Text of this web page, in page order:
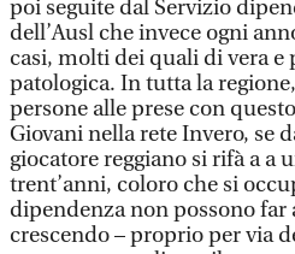
poi seguite dal Servizio
dell’Ausl che invece ogni
casi, molti dei quali di vera
patologica. In tutta la
persone alle prese con
Giovani nella rete Invero, se
giocatore reggiano si rifà a a
trent’anni, coloro che si
dipendenza non possono far
crescendo – proprio per via